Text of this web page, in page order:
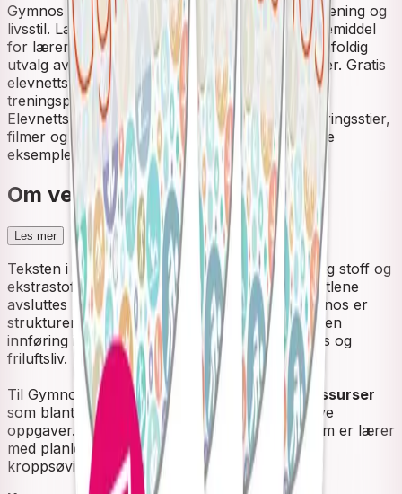
Gymnos (LK20) legger vekt på kunnskap om trening og
livsstil. Læreverket Gymnos er et praktisk hjelpemiddel
for lærer og elev. Gymnos presenterer et mangfoldig
utvalg av treningsplaner, øvelser og utfordringer. Gratis
elevnettsted med filmer, interaktive oppgaver,
treningsplanlegger og lydbok. Gymnos Pluss
Elevnettsted er et heldigitalt læremiddel med læringsstier,
filmer og animasjoner. Lærernettstedet har gode
eksempler på undervisningsopplegg.
Om verket
Les mer
Teksten i læreboken er differensiert ved at viktig stoff og
ekstrastoff er plassert i egne rammer. Alle kapitlene
avsluttes med oppgaver og sammendrag. Gymnos er
strukturert i vg1, vg2 og vg3. Sist i boka er det en
innføring i mange kjente idrettesaktiviteter, dans og
friluftsliv.
Til Gymnos er det tilhørende elev- og lærerressurser
som blant annet inneholder filmer og interaktive
oppgaver. Et eget lærernettsted hjelper deg som er lærer
med planleggingen og utføringen av
kroppsøvingstimene.